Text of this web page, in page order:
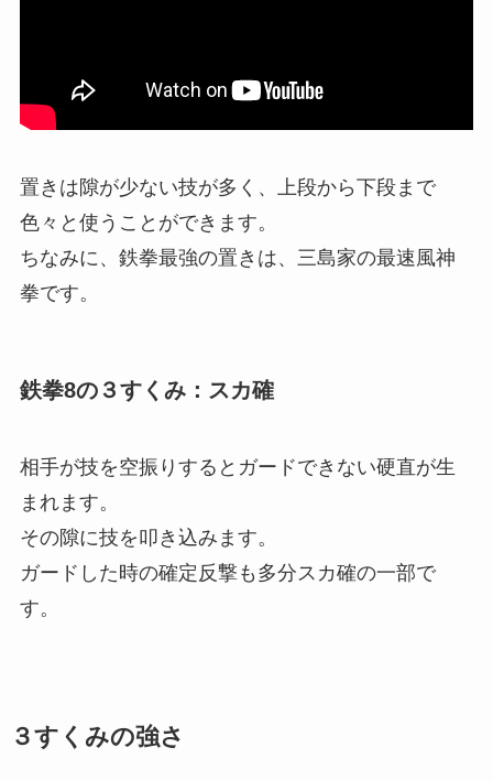
置きは隙が少ない技が多く、上段から下段まで
色々と使うことができます。
ちなみに、鉄拳最強の置きは、三島家の最速風神
拳です。
鉄拳8の３すくみ：スカ確
相手が技を空振りするとガードできない硬直が生
まれます。
その隙に技を叩き込みます。
ガードした時の確定反撃も多分スカ確の一部で
す。
３すくみの強さ